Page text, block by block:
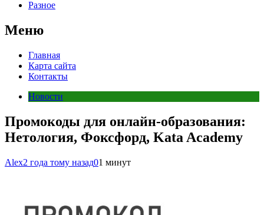
Разное
Меню
Главная
Карта сайта
Контакты
Новости
Промокоды для онлайн-образования:
Нетология, Фоксфорд, Kata Academy
Alex2 года тому назад01 минут